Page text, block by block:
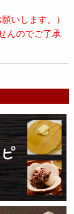
いします。）
んのでご了承